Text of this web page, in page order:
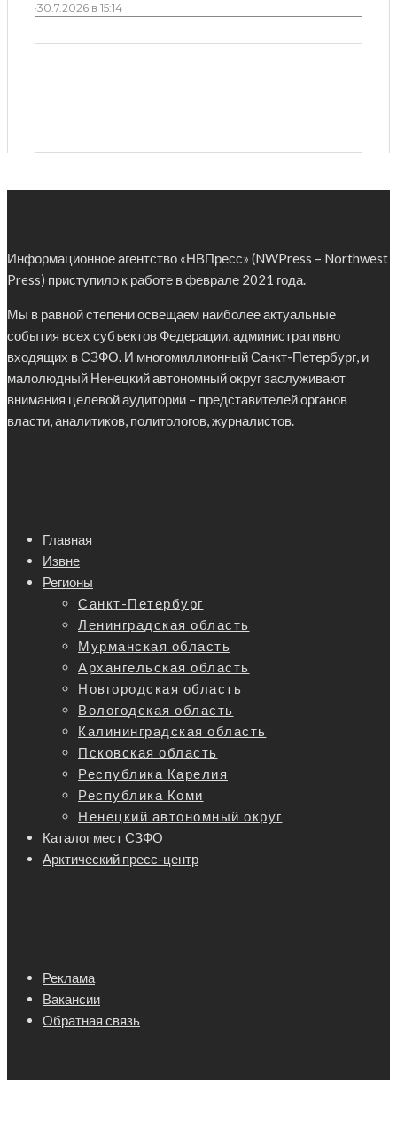
·30.7.2026 в 15:14
Информационное агентство «НВПресс» (NWPress – Northwest
Press) приступило к работе в феврале 2021 года.
Мы в равной степени освещаем наиболее актуальные
события всех субъектов Федерации, административно
входящих в СЗФО. И многомиллионный Санкт-Петербург, и
малолюдный Ненецкий автономный округ заслуживают
внимания целевой аудитории – представителей органов
власти, аналитиков, политологов, журналистов.
Главная
Извне
Регионы
Санкт-Петербург
Ленинградская область
Мурманская область
Архангельская область
Новгородская область
Вологодская область
Калининградская область
Псковская область
Республика Карелия
Республика Коми
Ненецкий автономный округ
Каталог мест СЗФО
Арктический пресс-центр
Реклама
Вакансии
Обратная связь